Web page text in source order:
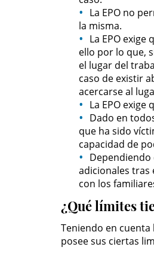
La EPO no
la misma.
La EPO
ello por lo que,
el lugar del
caso de existir
acercarse al
La EPO
Dado en
que ha sido
capacidad de
adicionales tras
con los
¿Qué límites
Teniendo en
posee sus ciertas